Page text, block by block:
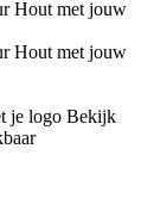
je logo Bekijk